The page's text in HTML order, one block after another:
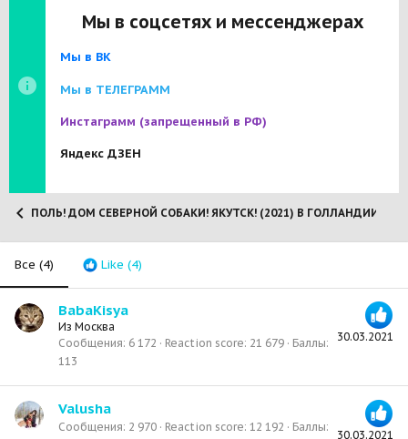
Мы в соцсетях и мессенджерах
Мы в ВК
Мы в ТЕЛЕГРАММ
Инстаграмм (запрещенный в РФ)
Яндекс ДЗЕН
ПОЛЬ! ДОМ СЕВЕРНОЙ СОБАКИ! ЯКУТСК! (2021) В ГОЛЛАНДИИ!
Все (4) Like (4)
30.03.2021
BabaKisya
Из Москва
Сообщения 6 172 Reaction score 21 679
Баллы
113
30.03.2021
Valusha
Сообщения 2 970 Reaction score 12 192
Баллы